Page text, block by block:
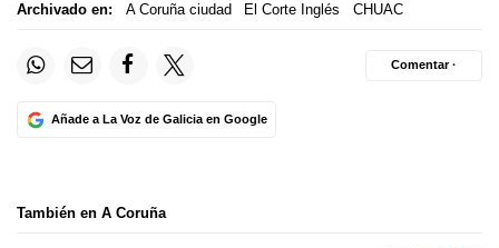
Archivado en: A Coruña ciudad El Corte Inglés CHUAC
Añade a La Voz de Galicia en Google
Comentar ·
También en A Coruña